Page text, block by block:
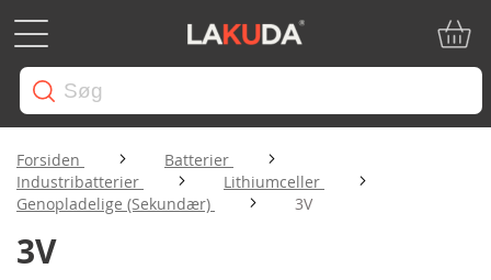
Forsiden
Batterier
Industribatterier
Lithiumceller
Genopladelige (Sekundær)
3V
3V